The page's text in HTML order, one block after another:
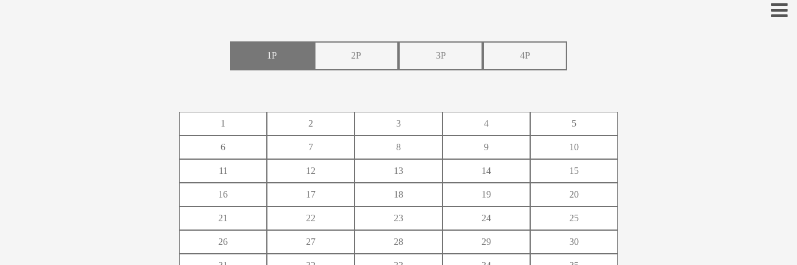
か き く け こ
さ し す せ そ
た ち つ て と
な に ぬ ね の
は ひ ふ へ ほ
ま み む め も
1P 2P 3P 4P
1 2 3 4 5
6 7 8 9 10
11 12 13 14 15
16 17 18 19 20
21 22 23 24 25
26 27 28 29 30